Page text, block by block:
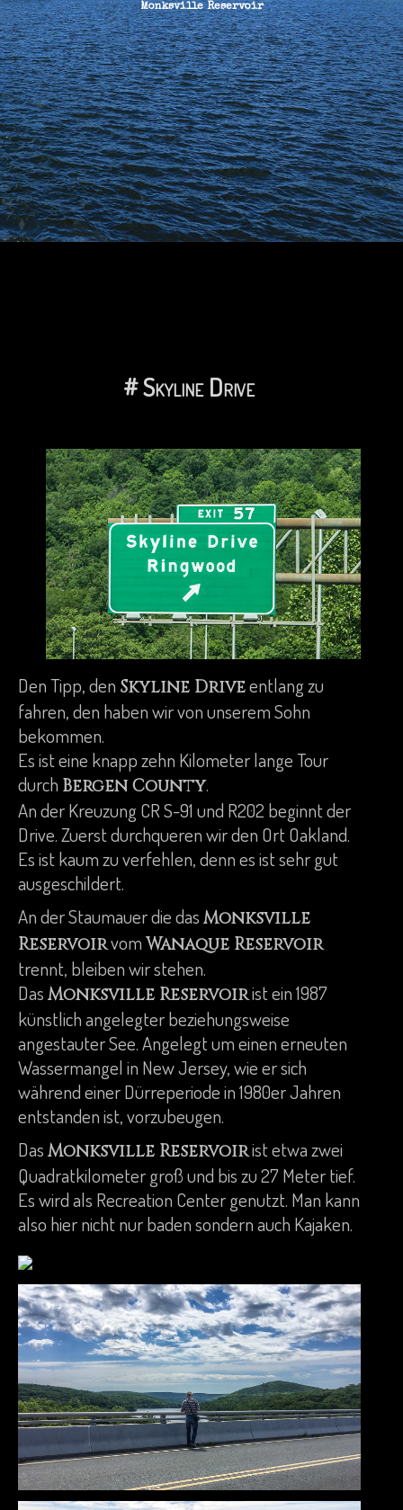
Monksville Reservoir
# Skyline Drive
Den Tipp, den Skyline Driveentlang zu
fahren, den haben wir von unserem Sohn
bekommen.
Es ist eine knapp zehn Kilometer lange Tour
durch Bergen County.
An der Kreuzung CR S-91 und R202 beginnt der
Drive. Zuerst durchqueren wir den Ort Oakland.
Es ist kaum zu verfehlen, denn es ist sehr gut
ausgeschildert.
An der Staumauer die das Monksville
ReservoirvomWanaque Reservoir
trennt, bleiben wir stehen.
Das Monksville Reservoirist ein 1987
künstlich angelegter beziehungsweise
angestauter See. Angelegt um einen erneuten
Wassermangel in New Jersey, wie er sich
während einer Dürreperiode in 1980er Jahren
entstanden ist, vorzubeugen.
Das Monksville Reservoirist etwa zwei
Quadratkilometer groß und bis zu 27 Meter tief.
Es wird als Recreation Center genutzt. Man kann
also hier nicht nur baden sondern auch Kajaken.